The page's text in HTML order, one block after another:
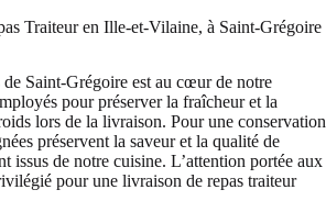
Traiteur en Ille-et-Vilaine, à Saint-Grégoire
Saint-Grégoire est au cœur de notre
pour préserver la fraîcheur et la
lors de la livraison. Pour une conservation
préservent la saveur et la qualité de
issus de notre cuisine. L’attention portée aux
pour une livraison de repas traiteur